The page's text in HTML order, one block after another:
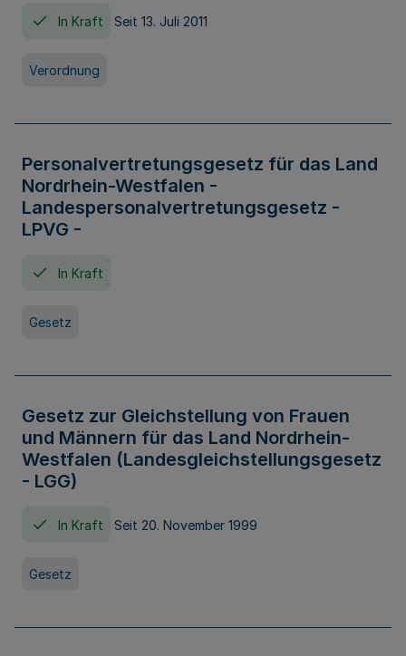
In Kraft Seit 13. Juli 2011
Verordnung
Personalvertretungsgesetz für das Land
Nordrhein-Westfalen -
Landespersonalvertretungsgesetz -
LPVG -
In Kraft
Gesetz
Gesetz zur Gleichstellung von Frauen
und Männern für das Land Nordrhein-
Westfalen (Landesgleichstellungsgesetz
- LGG)
In Kraft Seit 20. November 1999
Gesetz